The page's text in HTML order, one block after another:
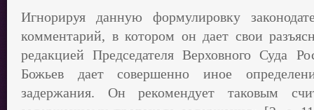
Игнорируя данную формулировку
комментарий, в котором он дает свои
редакцией Председателя Верховного Суда
Божьев дает совершенно иное
задержания. Он рекомендует таковым